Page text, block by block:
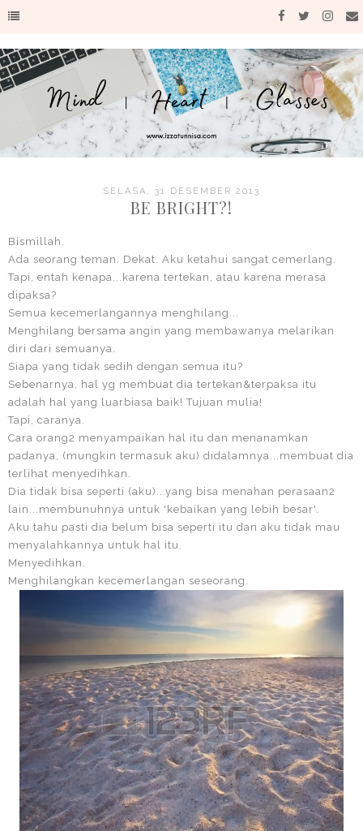
SELASA, 31 DESEMBER 2013
BE BRIGHT?!
Bismillah.
Ada seorang teman. Dekat. Aku ketahui sangat cemerlang.
Tapi, entah kenapa...karena tertekan, atau karena merasa
dipaksa?
Semua kecemerlangannya menghilang...
Menghilang bersama angin yang membawanya melarikan
diri dari semuanya.
Siapa yang tidak sedih dengan semua itu?
Sebenarnya, hal yg membuat dia tertekan&terpaksa itu
adalah hal yang luarbiasa baik! Tujuan mulia!
Tapi, caranya.
Cara orang2 menyampaikan hal itu dan menanamkan
padanya, (mungkin termasuk aku) didalamnya...membuat dia
terlihat menyedihkan.
Dia tidak bisa seperti (aku)...yang bisa menahan perasaan2
lain...membunuhnya untuk 'kebaikan yang lebih besar'.
Aku tahu pasti dia belum bisa seperti itu dan aku tidak mau
menyalahkannya untuk hal itu.
Menyedihkan.
Menghilangkan kecemerlangan seseorang.